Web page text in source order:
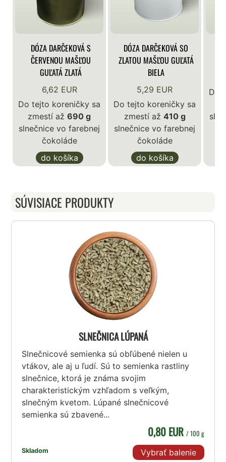
DÓZA DARČEKOVÁ S
ČERVENOU MAŠĽOU
GUĽATÁ ZLATÁ
6,62 EUR
Do tejto koreničky sa
zmestí až690 g
slnečnice vo farebnej
čokoláde
do košíka
DÓZA DARČEKOVÁ SO
ZLATOU MAŠĽOU GUĽATÁ
BIELA
5,29 EUR
Do tejto koreničky sa
zmestí až 410 g
slnečnice vo farebnej
čokoláde
do košíka
Do
SÚVISIACE PRODUKTY
SLNEČNICA LÚPANÁ
Slnečnicové semienka sú obľúbené nielen u
vtákov, ale aj u ľudí. Sú to semienka rastliny
slnečnice, ktorá je známa svojim
charakteristickým vzhľadom s veľkým,
slnečným kvetom. Lúpané slnečnicové
semienka sú zbavené...
Skladom
0,80 EUR / 100 g
Vybrať balenie